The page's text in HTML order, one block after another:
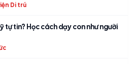
Di trú
tự tin? Học cách dạy con như người